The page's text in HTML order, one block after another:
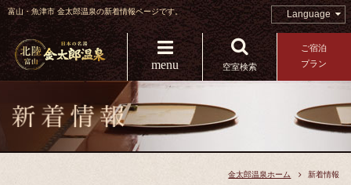
富山・魚津市 金太郎温泉の新着情報ページです。 Language
menu 空室検索
ご宿泊
プラン
金太郎温泉ホーム 新着情報